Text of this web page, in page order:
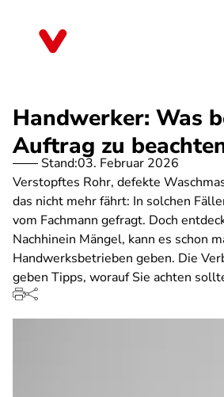
Handwerker: Was
Auftrag zu
Stand:03. Februar 2026
Verstopftes Rohr, defekte
das nicht mehr fährt: In solchen
vom Fachmann gefragt. Doch
Nachhinein Mängel, kann es schon
Handwerksbetrieben geben. Die
geben Tipps, worauf Sie achten